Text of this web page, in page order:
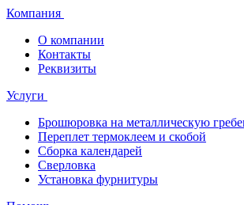
Компания
О компании
Контакты
Реквизиты
Услуги
Брошюровка на металлическую
Переплет термоклеем и скобой
Сборка календарей
Сверловка
Установка фурнитуры